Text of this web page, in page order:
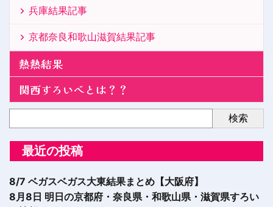
兵庫結果記事
京都奈良和歌山滋賀結果記事
熱熱結果
関西すろいべとは？？
検索
最近の投稿
8/7 ベガスベガス大東結果まとめ【大阪府】
8月8日 明日の京都府・奈良県・和歌山県・滋賀県すろい